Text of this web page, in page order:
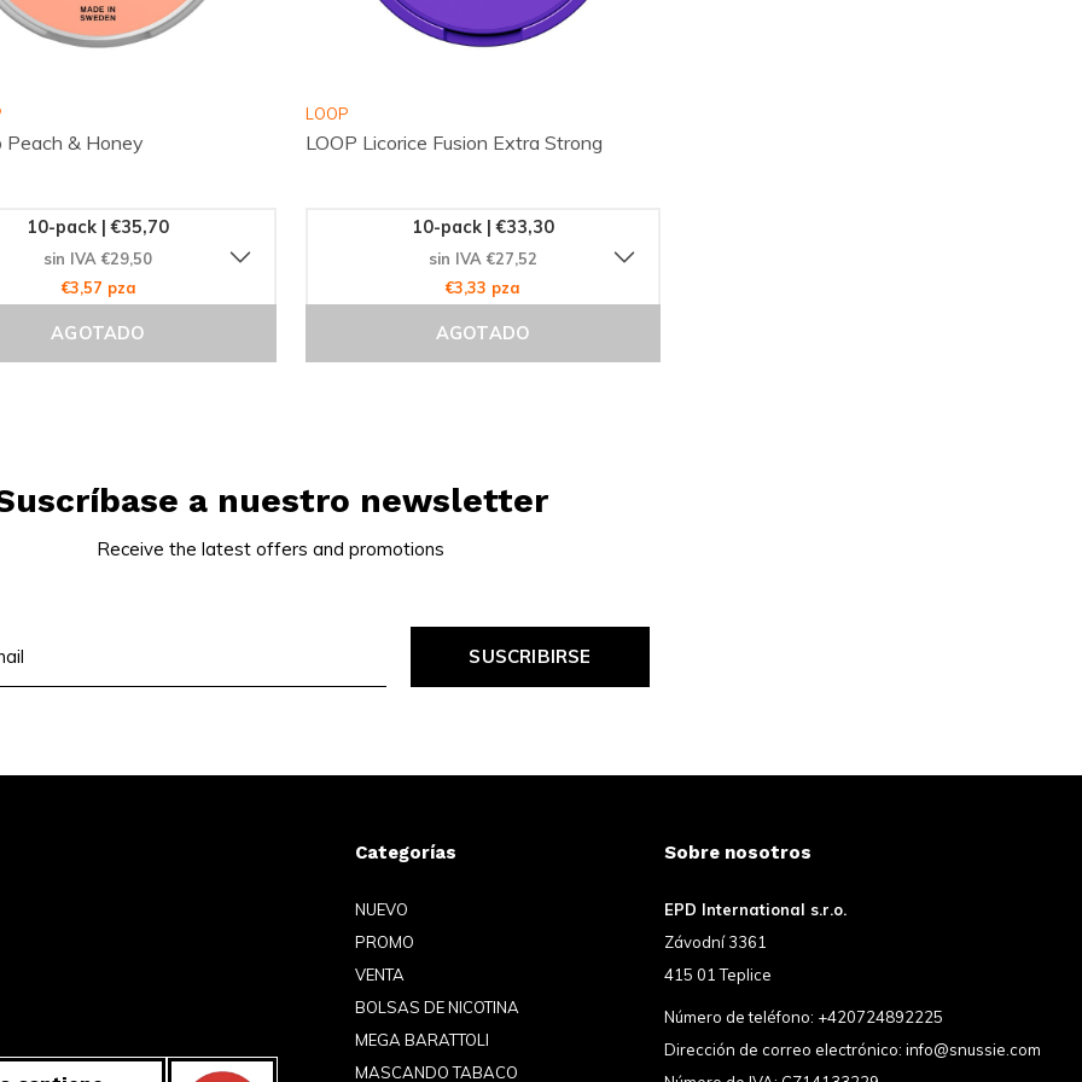
Peach & Honey
10-pack | €35,70
sin IVA €29,50
€3,57 pza
AGOTADO
LOOP
LOOP Licorice Fusion Extra Strong
10-pack | €33,30
sin IVA €27,52
€3,33 pza
AGOTADO
a nuestro newsletter
Receive the latest offers and promotions
SUSCRIBIRSE
Categorías
NUEVO
PROMO
VENTA
BOLSAS DE NICOTINA
MEGA BARATTOLI
MASCANDO TABACO
Sobre nosotros
EPD International s.r.o.
Závodní 3361
415 01 Teplice
Número de teléfono: +420724892225
Dirección de correo electrónico: info@snussie.com